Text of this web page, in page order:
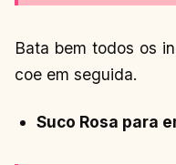
Bata bem todos os
coe em seguida.
Suco Rosa para